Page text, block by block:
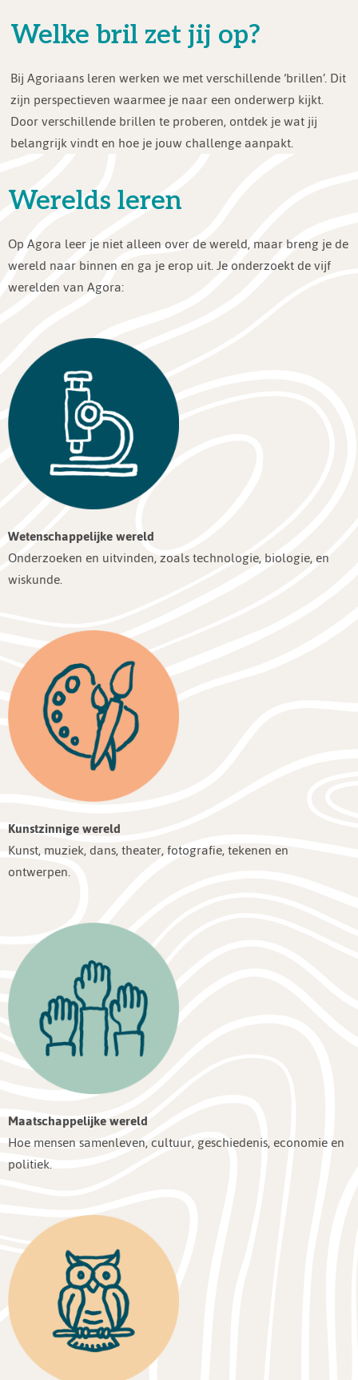
Welke bril zet jij op?
Bij Agoriaans leren werken we met verschillende ‘brillen’. Dit
zijn perspectieven waarmee je naar een onderwerp kijkt.
Door verschillende brillen te proberen, ontdek je wat jij
belangrijk vindt en hoe je jouw challenge aanpakt.
Werelds leren
Op Agora leer je niet alleen over de wereld, maar breng je de
wereld naar binnen en ga je erop uit. Je onderzoekt de vijf
werelden van Agora:
Wetenschappelijke wereld
Onderzoeken en uitvinden, zoals technologie, biologie, en
wiskunde.
Kunstzinnige wereld
Kunst, muziek, dans, theater, fotografie, tekenen en
ontwerpen.
Maatschappelijke wereld
Hoe mensen samenleven, cultuur, geschiedenis, economie en
politiek.